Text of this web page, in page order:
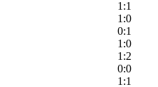
1:1
1:0
0:1
1:0
1:2
0:0
1:1